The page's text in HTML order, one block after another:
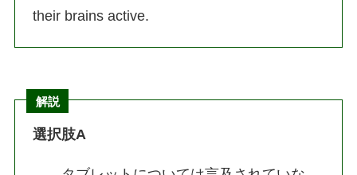
their brains active.
解説
選択肢A